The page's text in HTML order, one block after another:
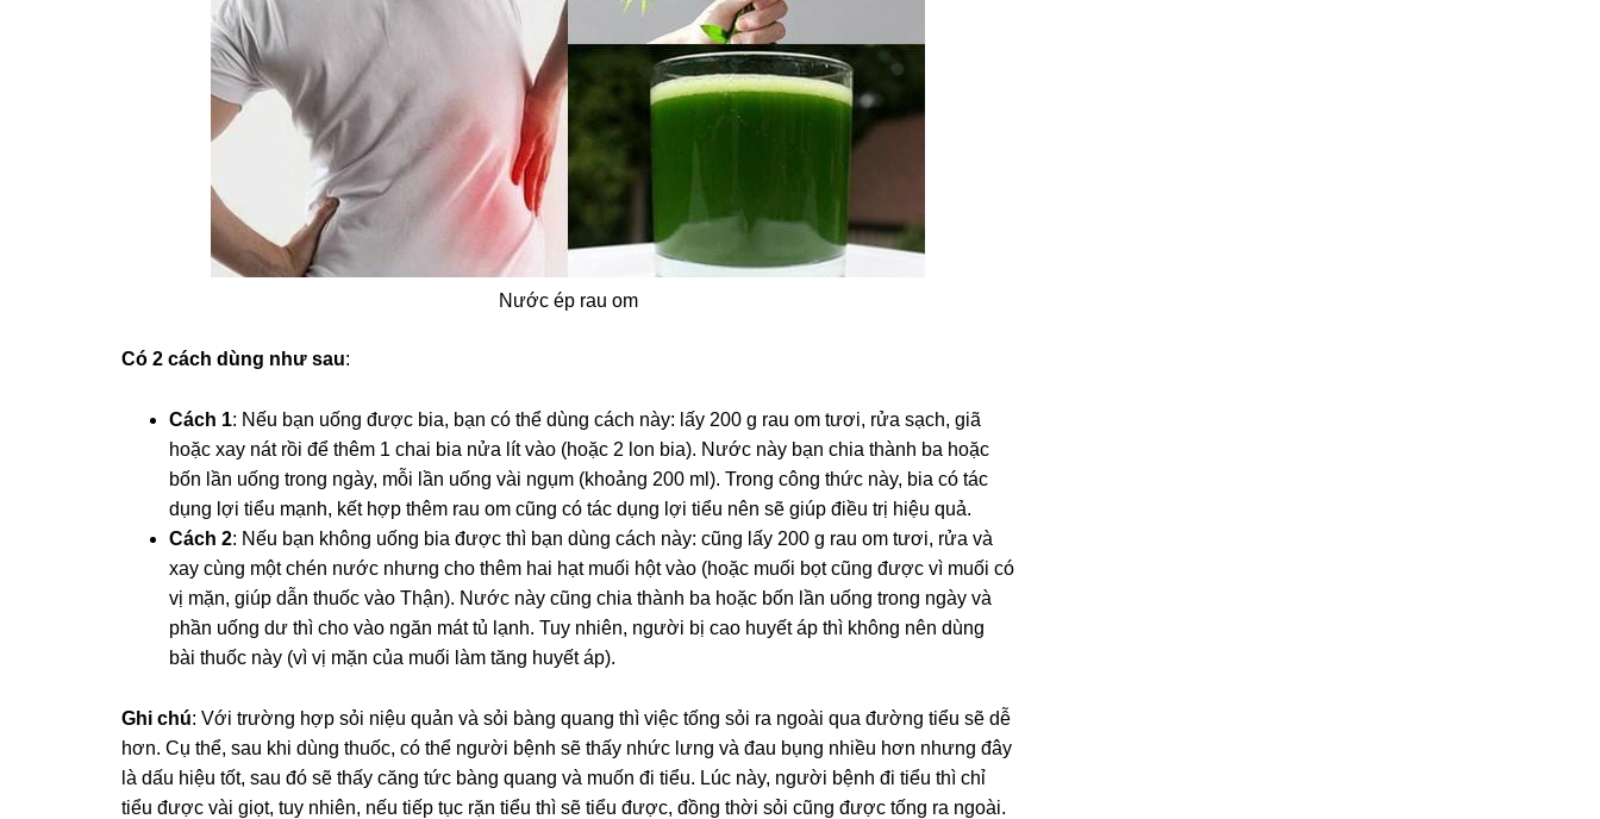
Nước ép rau om
Có 2 cách dùng như sau:
Cách 1: Nếu bạn uống được bia, bạn có thể dùng cách này: lấy 200 g rau om tươi, rửa sạch, giã
hoặc xay nát rồi để thêm 1 chai bia nửa lít vào (hoặc 2 lon bia). Nước này bạn chia thành ba hoặc
bốn lần uống trong ngày, mỗi lần uống vài ngụm (khoảng 200 ml). Trong công thức này, bia có tác
dụng lợi tiểu mạnh, kết hợp thêm rau om cũng có tác dụng lợi tiểu nên sẽ giúp điều trị hiệu quả.
Cách 2: Nếu bạn không uống bia được thì bạn dùng cách này: cũng lấy 200 g rau om tươi, rửa và
xay cùng một chén nước nhưng cho thêm hai hạt muối hột vào (hoặc muối bọt cũng được vì muối có
vị mặn, giúp dẫn thuốc vào Thận). Nước này cũng chia thành ba hoặc bốn lần uống trong ngày và
phần uống dư thì cho vào ngăn mát tủ lạnh. Tuy nhiên, người bị cao huyết áp thì không nên dùng
bài thuốc này (vì vị mặn của muối làm tăng huyết áp).
Ghi chú: Với trường hợp sỏi niệu quản và sỏi bàng quang thì việc tống sỏi ra ngoài qua đường tiểu sẽ dễ
hơn. Cụ thể, sau khi dùng thuốc, có thể người bệnh sẽ thấy nhức lưng và đau bụng nhiều hơn nhưng đây
là dấu hiệu tốt, sau đó sẽ thấy căng tức bàng quang và muốn đi tiểu. Lúc này, người bệnh đi tiểu thì chỉ
tiểu được vài giọt, tuy nhiên, nếu tiếp tục rặn tiểu thì sẽ tiểu được, đồng thời sỏi cũng được tống ra ngoài.